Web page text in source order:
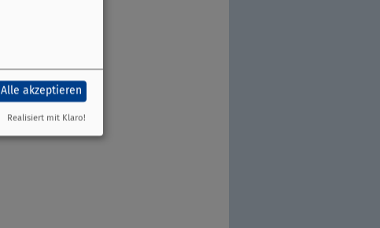
Alle akzeptieren
Realisiert mit Klaro!